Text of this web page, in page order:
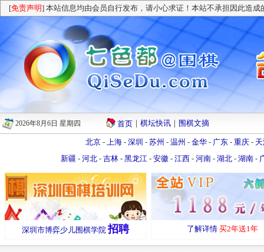
[免责声明] 本站信息均由会员自行发布，请小心求证！本站不承担因此造成
2026年8月6日 星期四 首页 ｜ 棋坛快讯 ｜ 围棋文摘
北京 - 上海 - 深圳 - 苏州 - 温州 - 金华 - 广东 - 重庆 -
新疆 - 河北 - 吉林 - 黑龙江 - 安徽 - 江西 - 河南 - 湖北 - 湖南 -
深圳市博弈少儿围棋学院 招聘 了解详情 买2年送1年